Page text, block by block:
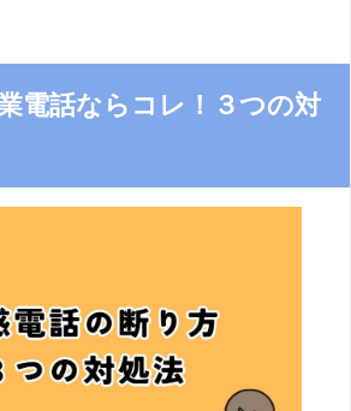
電話ならコレ！３つの対